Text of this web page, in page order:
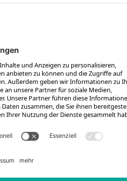
UNS AUF
inkl. MwSt. zzgl. Versandkosten und
AG © 2025